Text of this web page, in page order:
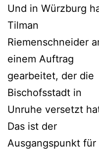
Und in Würzburg
Tilman
Riemenschneider
einem Auftrag
gearbeitet, der die
Bischofsstadt in
Unruhe versetzt
Das ist der
Ausgangspunkt für